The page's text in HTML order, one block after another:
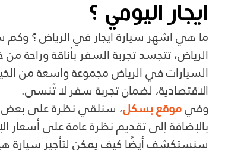
ايجار اليومي ؟
ما هي اشهر سيارة ايجار في الرياض ؟ وكم
الرياض، تتجسد تجربة السفر بأناقة وراحة
السيارات في الرياض مجموعة واسعة من
الاقتصادية، لضمان تجربة سفر لا تُنسى.
وفيموقع بسكل، سنلقي نظرة على بعض
بالإضافة إلى تقديم نظرة عامة على أسعار